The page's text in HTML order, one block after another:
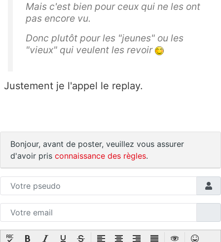
Mais c'est bien pour ceux qui ne les ont
pas encore vu.
Donc plutôt pour les "jeunes" ou les
"vieux" qui veulent les revoir
Justement je l'appel le replay.
Bonjour, avant de poster, veuillez vous assurer
d'avoir pris connaissance des règles.